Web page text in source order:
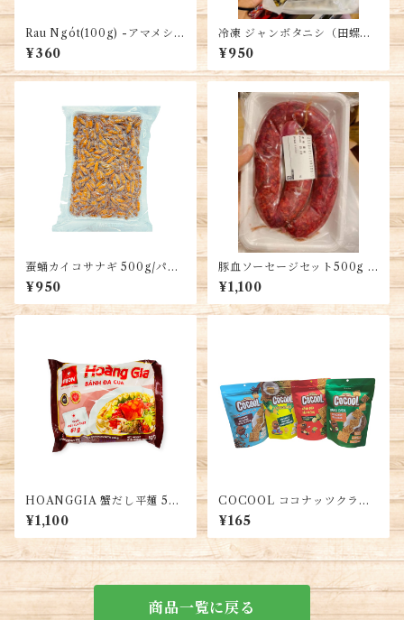
Rau Ngót(100g) -アマメシバ
- Moringa
¥360
冷凍 ジャンボタニシ（田螺）5
00g (1袋)・Apple Snail・Ốc
Bươu
¥950
蚕蛹カイコサナギ 500g/パッ
ク・Silkworm pupae・Nhộn
g tằm
¥950
豚血ソーセージセット500g (1
パック)・Pork Offal & Bloo
d Sausage・Lòng Dồi Sống
¥1,100
HOANGGIA 蟹だし平麺 5
袋・Royal Crab Rice Noodl
es・Bánh Đa Cua Hoàng Gi
a
¥1,100
COCOOL ココナッツクラッ
カー 各種味・COCOOL Bá
nh Dừa Nướng Đủ Vị
¥165
商品一覧に戻る